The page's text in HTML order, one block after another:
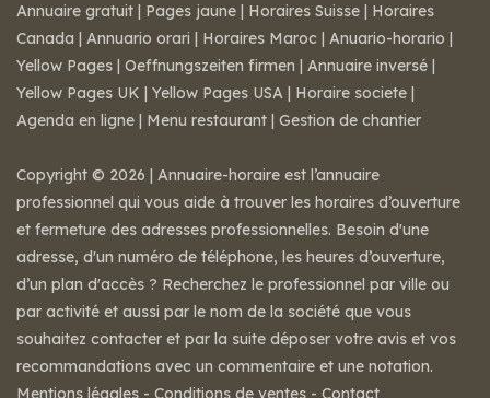
Annuaire gratuit | Pages jaune | Horaires Suisse | Horaires
Canada | Annuario orari | Horaires Maroc | Anuario-horario |
Yellow Pages | Oeffnungszeiten firmen | Annuaire inversé |
Yellow Pages UK | Yellow Pages USA | Horaire societe |
Agenda en ligne | Menu restaurant | Gestion de chantier
Copyright © 2026 | Annuaire-horaire est l’annuaire
professionnel qui vous aide à trouver les horaires d’ouverture
et fermeture des adresses professionnelles. Besoin d'une
adresse, d'un numéro de téléphone, les heures d’ouverture,
d’un plan d'accès ? Recherchez le professionnel par ville ou
par activité et aussi par le nom de la société que vous
souhaitez contacter et par la suite déposer votre avis et vos
recommandations avec un commentaire et une notation.
Mentions légales - Conditions de ventes - Contact